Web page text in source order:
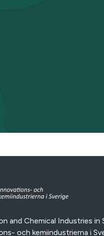
and Chemical Industries in
och kemiindustrierna i